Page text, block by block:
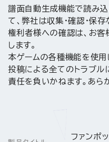
譜面自動生成機能で読み
て、弊社は収集・確認・保
権利者様への確認は、お
します。
本ゲームの各種機能を使用
投稿による全てのトラブル
責任を負いかねます。あら
ファンポ